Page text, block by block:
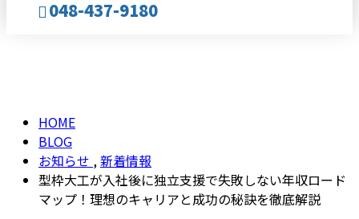
048-437-9180
HOME
BLOG
お知らせ ,新着情報
型枠大工が入社後に独立支援で失敗しない年収ロード
マップ！理想のキャリアと成功の秘訣を徹底解説